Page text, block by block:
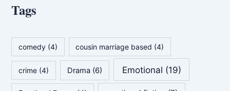
Tags
comedy (4) cousin marriage based (4)
crime (4) Drama(6) Emotional (19)